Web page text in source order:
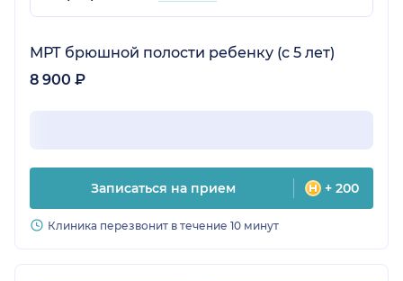
МРТ брюшной полости ребенку (с 5 лет)
8 900 ₽
Записаться на прием + 200
Клиника перезвонит в течение 10 минут